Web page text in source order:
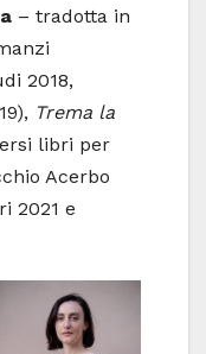
– tradotta in
2018,
Trema la
libri per
Acerbo
2021 e